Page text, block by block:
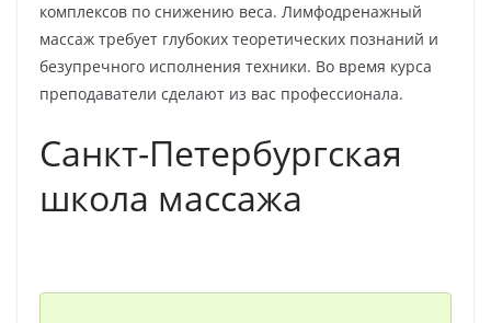
комплексов по снижению веса. Лимфодренажный
массаж требует глубоких теоретических познаний и
безупречного исполнения техники. Во время курса
преподаватели сделают из вас профессионала.
Санкт-Петербургская
школа массажа